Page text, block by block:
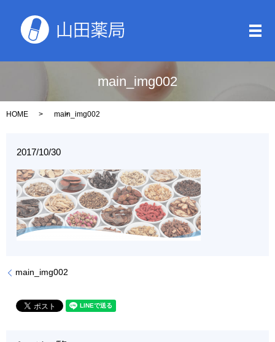
メ
main_img002
HOME main_img002
2017/10/30
main_img002